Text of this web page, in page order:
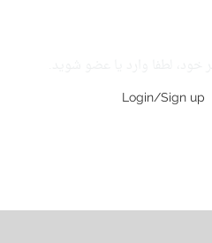
Login/Sign up